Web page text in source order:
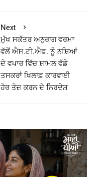
Next
ਮੁੱਖ ਸਕੱਤਰ ਅਨੁਰਾਗ ਵਰਮਾ
ਵੱਲੋਂ ਐਸ.ਟੀ.ਐਫ. ਨੂੰ ਨਸ਼ਿਆਂ
ਦੇ ਵਪਾਰ ਵਿੱਚ ਸ਼ਾਮਲ ਵੱਡੇ
ਤਸਕਰਾਂ ਖਿਲਾਫ਼ ਕਾਰਵਾਈ
ਹੋਰ ਤੇਜ਼ ਕਰਨ ਦੇ ਨਿਰਦੇਸ਼